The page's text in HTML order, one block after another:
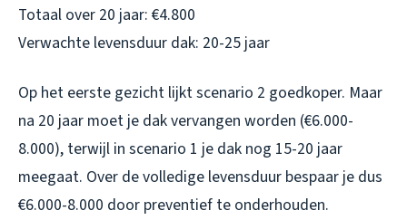
Totaal over 20 jaar: €4.800
Verwachte levensduur dak: 20-25 jaar
Op het eerste gezicht lijkt scenario 2 goedkoper. Maar
na 20 jaar moet je dak vervangen worden (€6.000-
8.000), terwijl in scenario 1 je dak nog 15-20 jaar
meegaat. Over de volledige levensduur bespaar je dus
€6.000-8.000 door preventief te onderhouden.